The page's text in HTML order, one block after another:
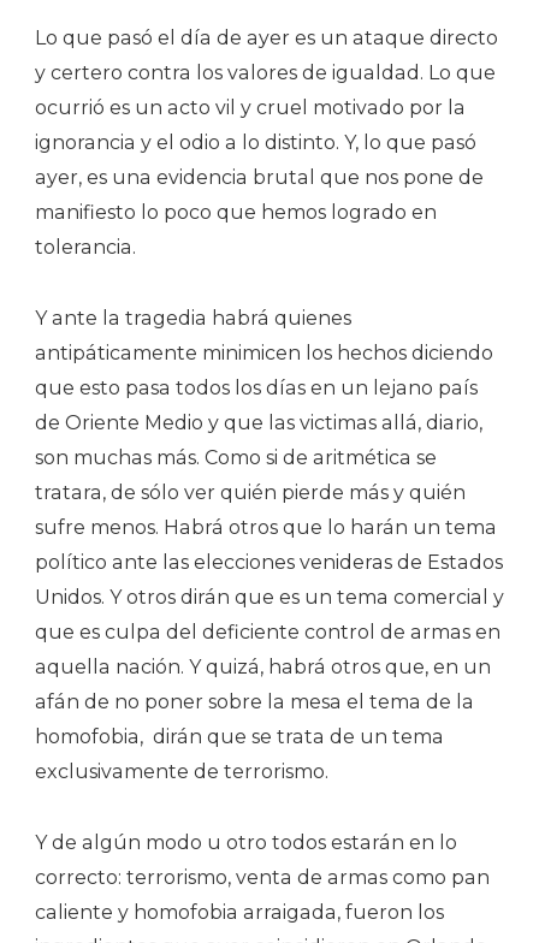
Lo que pasó el día de ayer es un ataque directo
y certero contra los valores de igualdad. Lo que
ocurrió es un acto vil y cruel motivado por la
ignorancia y el odio a lo distinto. Y, lo que pasó
ayer, es una evidencia brutal que nos pone de
manifiesto lo poco que hemos logrado en
tolerancia.
Y ante la tragedia habrá quienes
antipáticamente minimicen los hechos diciendo
que esto pasa todos los días en un lejano país
de Oriente Medio y que las victimas allá, diario,
son muchas más. Como si de aritmética se
tratara, de sólo ver quién pierde más y quién
sufre menos. Habrá otros que lo harán un tema
político ante las elecciones venideras de Estados
Unidos. Y otros dirán que es un tema comercial y
que es culpa del deficiente control de armas en
aquella nación. Y quizá, habrá otros que, en un
afán de no poner sobre la mesa el tema de la
homofobia, dirán que se trata de un tema
exclusivamente de terrorismo.
Y de algún modo u otro todos estarán en lo
correcto: terrorismo, venta de armas como pan
caliente y homofobia arraigada, fueron los